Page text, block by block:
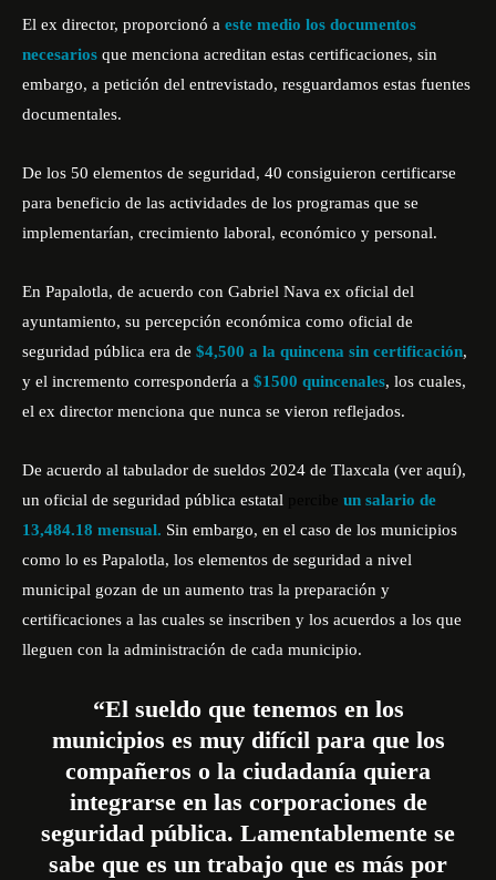
El ex director, proporcionó a este medio los documentos
necesarios que menciona acreditan estas certificaciones, sin
embargo, a petición del entrevistado, resguardamos estas fuentes
documentales.
De los 50 elementos de seguridad, 40 consiguieron certificarse
para beneficio de las actividades de los programas que se
implementarían, crecimiento laboral, económico y personal.
En Papalotla, de acuerdo con Gabriel Nava ex oficial del
ayuntamiento, su percepción económica como oficial de
seguridad pública era de $4,500 a la quincena sin certificación,
y el incremento correspondería a $1500 quincenales, los cuales,
el ex director menciona que nunca se vieron reflejados.
De acuerdo al tabulador de sueldos 2024 de Tlaxcala (ver aquí),
un oficial de seguridad pública estatal
un salario de
13,484.18 mensual. Sin embargo, en el caso de los municipios
como lo es Papalotla, los elementos de seguridad a nivel
municipal gozan de un aumento tras la preparación y
certificaciones a las cuales se inscriben y los acuerdos a los que
lleguen con la administración de cada municipio.
“El sueldo que tenemos en los
municipios es muy difícil para que los
compañeros o la ciudadanía quiera
integrarse en las corporaciones de
seguridad pública. Lamentablemente se
sabe que es un trabajo que es más por